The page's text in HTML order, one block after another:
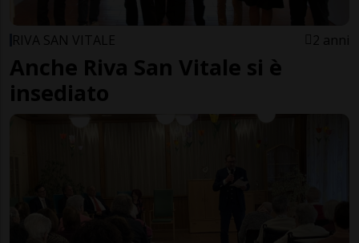
RIVA SAN VITALE 2 anni
Anche Riva San Vitale si è
insediato